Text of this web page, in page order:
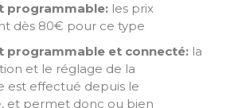
programmable: les prix
dès 80€ pour ce type
programmable et connecté: la
et le réglage de la
est effectué depuis le
et permet donc ou bien